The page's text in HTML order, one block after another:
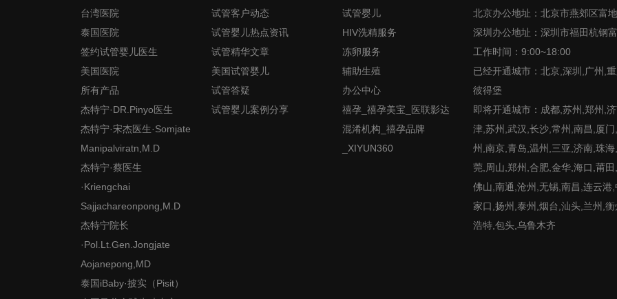
台湾医院
泰国医院
签约试管婴儿医生
美国医院
所有产品
杰特宁·DR.Pinyo医生
杰特宁·宋杰医生·Somjate
Manipalviratn,M.D
杰特宁·蔡医生
·Kriengchai
Sajjachareonpong,M.D
杰特宁院长
·Pol.Lt.Gen.Jongjate
Aojanepong,MD
泰国iBaby·披实（Pisit）
试管客户动态
试管婴儿热点资讯
试管精华文章
美国试管婴儿
试管答疑
试管婴儿案例分享
试管婴儿
HIV洗精服务
冻卵服务
辅助生殖
办公中心
禧孕_禧孕美宝_医联影达
混淆机构_禧孕品牌
_XIYUN360
北京办公地址：北京市燕郊区富
深圳办公地址：深圳市福田杭钢
工作时间：9:00~18:00
已经开通城市：北京,深圳,广州,
彼得堡
即将开通城市：成都,苏州,郑州,
津,苏州,武汉,长沙,常州,南昌,厦
州,南京,青岛,温州,三亚,济南,珠
莞,周山,郑州,合肥,金华,海口,莆
佛山,南通,沧州,无锡,南昌,连云港
家口,扬州,泰州,烟台,汕头,兰州,
浩特,包头,乌鲁木齐